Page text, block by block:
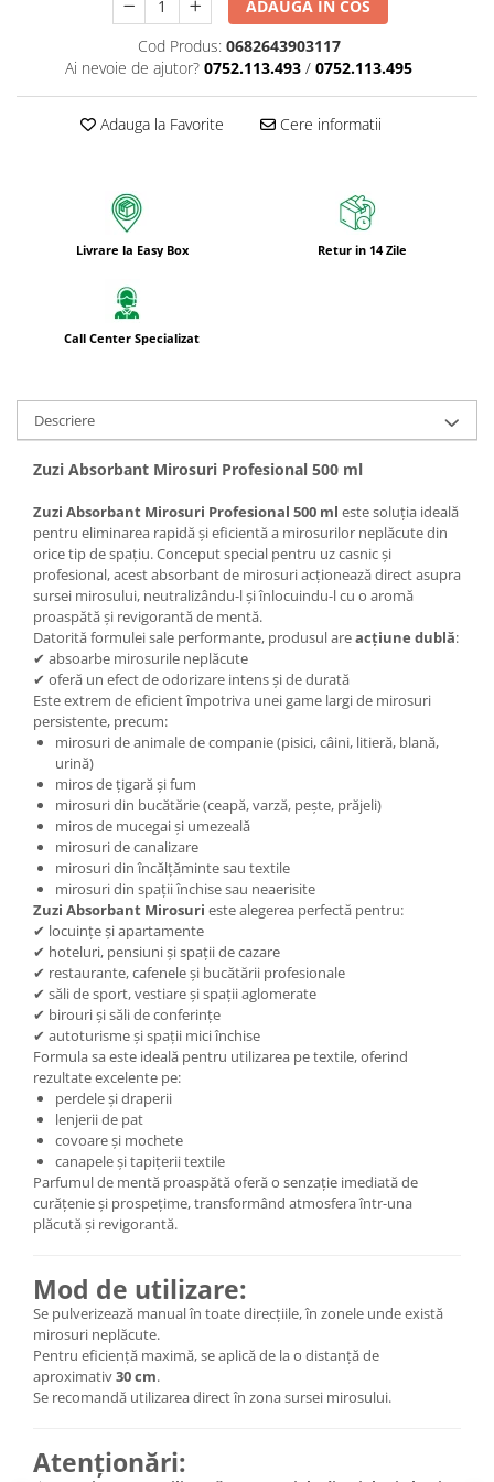
ADAUGA IN COS
Cod Produs: 0682643903117
Ai nevoie de ajutor? 0752.113.493 / 0752.113.495
Adauga la Favorite Cere informatii
Livrare la Easy Box Retur in 14 Zile
Call Center Specializat
Descriere
Zuzi Absorbant Mirosuri Profesional 500 ml
Zuzi Absorbant Mirosuri Profesional 500 ml este soluția ideală
pentru eliminarea rapidă și eficientă a mirosurilor neplăcute din
orice tip de spațiu. Conceput special pentru uz casnic și
profesional, acest absorbant de mirosuri acționează direct asupra
sursei mirosului, neutralizându-l și înlocuindu-l cu o aromă
proaspătă și revigorantă de mentă.
Datorită formulei sale performante, produsul areacțiune dublă:
✔ absoarbe mirosurile neplăcute
✔ oferă un efect de odorizare intens și de durată
Este extrem de eficient împotriva unei game largi de mirosuri
persistente, precum:
mirosuri de animale de companie (pisici, câini, litieră, blană,
urină)
miros de țigară și fum
mirosuri din bucătărie (ceapă, varză, pește, prăjeli)
miros de mucegai și umezeală
mirosuri de canalizare
mirosuri din încălțăminte sau textile
mirosuri din spații închise sau neaerisite
Zuzi Absorbant Mirosuri este alegerea perfectă pentru:
✔ locuințe și apartamente
✔ hoteluri, pensiuni și spații de cazare
✔ restaurante, cafenele și bucătării profesionale
✔ săli de sport, vestiare și spații aglomerate
✔ birouri și săli de conferințe
✔ autoturisme și spații mici închise
Formula sa este ideală pentru utilizarea pe textile, oferind
rezultate excelente pe:
perdele și draperii
lenjerii de pat
covoare și mochete
canapele și tapițerii textile
Parfumul de mentă proaspătă oferă o senzație imediată de
curățenie și prospețime, transformând atmosfera într-una
plăcută și revigorantă.
Mod de utilizare:
Se pulverizează manual în toate direcțiile, în zonele unde există
mirosuri neplăcute.
Pentru eficiență maximă, se aplică de la o distanță de
aproximativ30 cm.
Se recomandă utilizarea direct în zona sursei mirosului.
Atenționări: